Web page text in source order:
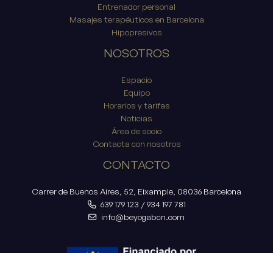
Entrenador personal
Masajes terapéuticos en Barcelona
Hipopresivos
NOSOTROS
Espacio
Equipo
Horarios y tarifas
Noticias
Área de socio
Contacta con nosotros
CONTACTO
Carrer de Buenos Aires, 52, Eixample, 08036 Barcelona
639 179 123 /934 197 781
info@beyogabcn.com